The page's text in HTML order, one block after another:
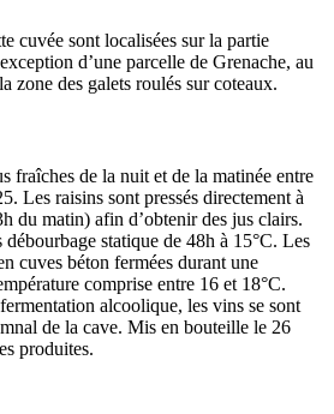
cuvée sont localisées sur la partie
d’une parcelle de Grenache, au
zone des galets roulés sur coteaux.
fraîches de la nuit et de la matinée entre
Les raisins sont pressés directement à
du matin) afin d’obtenir des jus clairs.
débourbage statique de 48h à 15°C. Les
cuves béton fermées durant une
comprise entre 16 et 18°C.
fermentation alcoolique, les vins se sont
de la cave. Mis en bouteille le 26
produites.